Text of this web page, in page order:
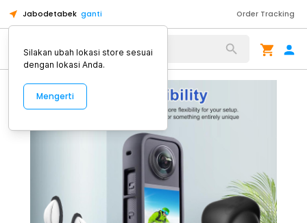
Jabodetabek ganti Order Tracking
Alat Kopi
Silakan ubah lokasi store sesuai
dengan lokasi Anda.
Mengerti